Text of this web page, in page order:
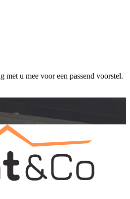
met u mee voor een passend voorstel.